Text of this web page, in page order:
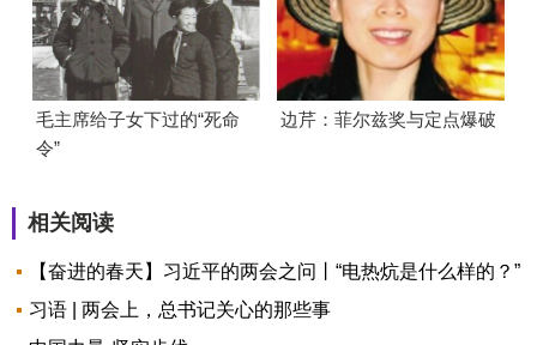
毛主席给子女下过的“死命
令”
边芹：菲尔兹奖与定点爆破
相关阅读
【奋进的春天】习近平的两会之问丨“电热炕是什么样的？”
习语 | 两会上，总书记关心的那些事